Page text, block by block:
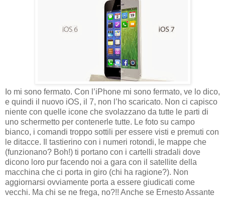
Io mi sono fermato. Con l’iPhone mi sono fermato, ve lo dico,
e quindi il nuovo iOS, il 7, non l’ho scaricato. Non ci capisco
niente con quelle icone che svolazzano da tutte le parti di
uno schermetto per contenerle tutte. Le foto su campo
bianco, i comandi troppo sottili per essere visti e premuti con
le ditacce. Il tastierino con i numeri rotondi, le mappe che
(funzionano? Boh!) ti portano con i cartelli stradali dove
dicono loro pur facendo noi a gara con il satellite della
macchina che ci porta in giro (chi ha ragione?). Non
aggiornarsi ovviamente porta a essere giudicati come
vecchi. Ma chi se ne frega, no?!! Anche se Ernesto Assante